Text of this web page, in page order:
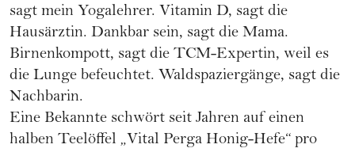
sagt mein Yogalehrer. Vitamin D, sagt die
Hausärztin. Dankbar sein, sagt die Mama.
Birnenkompott, sagt die TCM-Expertin, weil es
die Lunge befeuchtet. Waldspaziergänge, sagt die
Nachbarin.
Eine Bekannte schwört seit Jahren auf einen
halben Teelöffel „Vital Perga Honig-Hefe“ pro